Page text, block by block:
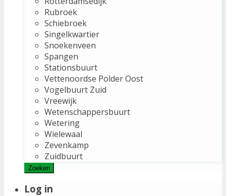
Rubroek
Schiebroek
Singelkwartier
Snoekenveen
Spangen
Stationsbuurt
Vettenoordse Polder Oost
Vogelbuurt Zuid
Vreewijk
Wetenschappersbuurt
Wetering
Wielewaal
Zevenkamp
Zuidbuurt
Zoeken
Log in